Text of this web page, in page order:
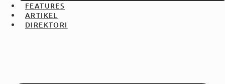
FEATURES
ARTIKEL
DIREKTORI